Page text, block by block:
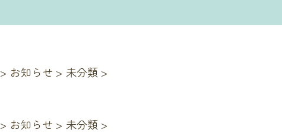
> お知らせ > 未分類 >
> お知らせ > 未分類 >